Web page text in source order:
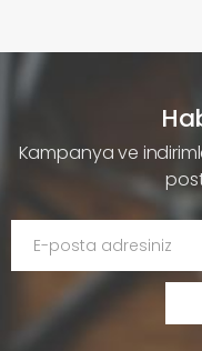
Kampanya ve